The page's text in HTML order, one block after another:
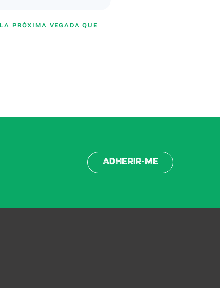
PRÒXIMA VEGADA QUE
Adherir-me